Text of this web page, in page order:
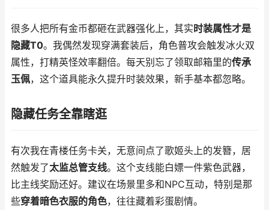
很多人把所有金币都砸在武器强化上，其实时装属性才是
隐藏T0。我偶然发现穿满套装后，角色普攻会触发冰火双
属性，打精英怪效率翻倍。每天别忘了领取邮箱里的传承
玉佩，这个道具能永久提升时装效果，新手基本都忽略。
隐藏任务全靠瞎逛
有次我在青楼任务卡关，无意间点了歌姬头上的发簪，居
然触发了太监总管支线。这个支线能白嫖一件紫色武器，
比主线奖励还好。建议在场景里多和NPC互动，特别是那
些穿着暗色衣服的角色，往往藏着彩蛋剧情。